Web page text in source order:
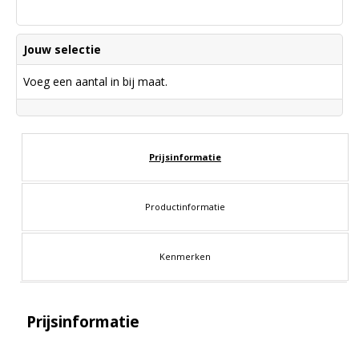
Jouw selectie
Voeg een aantal in bij maat.
Prijsinformatie
Productinformatie
Kenmerken
Prijsinformatie